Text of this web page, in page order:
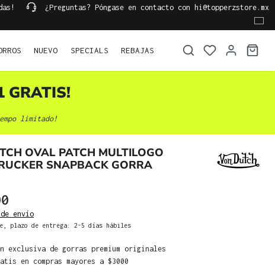
¿Preguntas? Póngase en contacto con hi@topperzstore.mx
NUEVO SPECIALS REBAJAS
GRATIS!
limitado!
OVAL PATCH MULTILOGO
SNAPBACK GORRA
envío
plazo de entrega: 2-5 días hábiles
exclusiva de gorras premium originales
en compras mayores a $3000